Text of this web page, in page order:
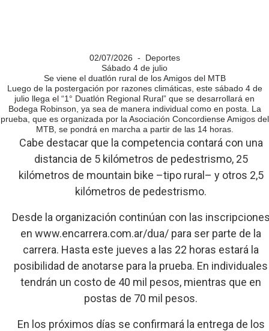
02/07/2026 - Deportes
Sábado 4 de julio
Se viene el duatlón rural de los Amigos del MTB
Luego de la postergación por razones climáticas, este sábado 4 de
julio llega el “1° Duatlón Regional Rural” que se desarrollará en
Bodega Robinson, ya sea de manera individual como en posta. La
prueba, que es organizada por la Asociación Concordiense Amigos del
MTB, se pondrá en marcha a partir de las 14 horas.
Cabe destacar que la competencia contará con una
distancia de 5 kilómetros de pedestrismo, 25
kilómetros de mountain bike –tipo rural– y otros 2,5
kilómetros de pedestrismo.
Desde la organización continúan con las
en www.encarrera.com.ar/dua/ para ser parte de la
carrera. Hasta este jueves a las 22 horas estará la
posibilidad de anotarse para la prueba. En individuales
tendrán un costo de 40 mil pesos, mientras que en
postas de 70 mil pesos.
En los próximos días se confirmará la entrega de los